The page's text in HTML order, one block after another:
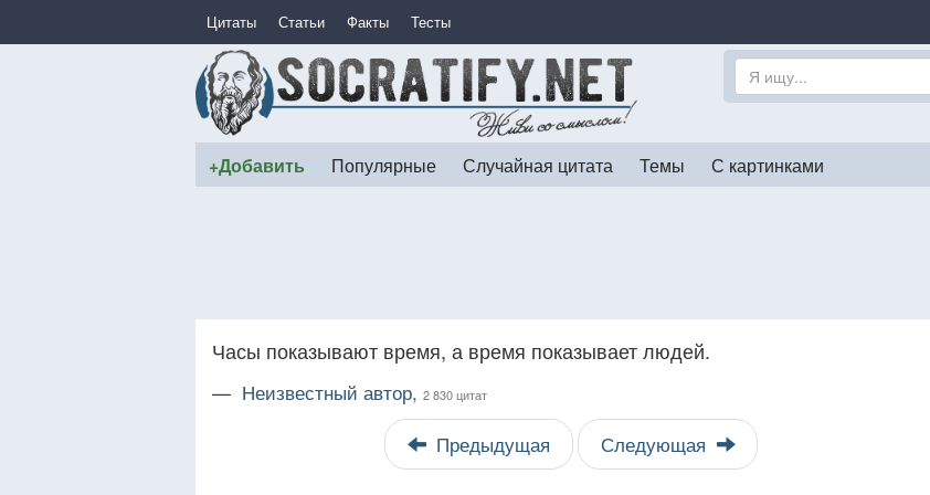
Цитаты Статьи Факты Тесты
+Добавить Популярные Случайная цитата Темы С картинками
Часы показывают время, а время показывает людей.
— Неизвестный автор, 2 830 цитат
Предыдущая Следующая